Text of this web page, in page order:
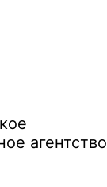
агентство